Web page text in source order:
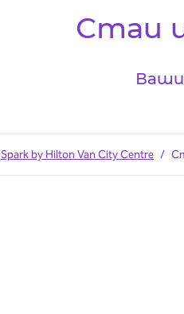
Стаи
Spark by Hilton Van City Centre /